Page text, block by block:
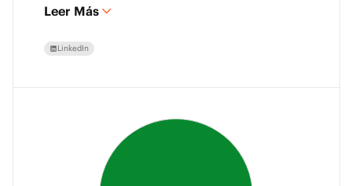
Leer Más
LinkedIn